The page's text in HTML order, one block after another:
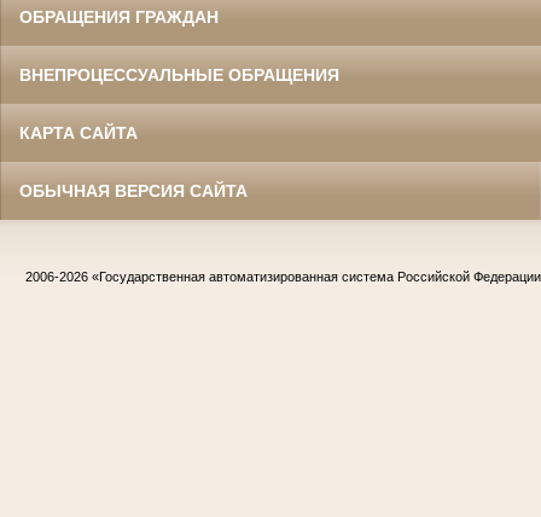
ОБРАЩЕНИЯ ГРАЖДАН
ВНЕПРОЦЕССУАЛЬНЫЕ ОБРАЩЕНИЯ
КАРТА САЙТА
ОБЫЧНАЯ ВЕРСИЯ САЙТА
2006-2026 «Государственная автоматизированная система Российской